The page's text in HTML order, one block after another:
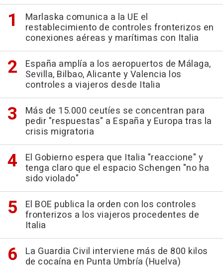
Marlaska comunica a la UE el
restablecimiento de controles fronterizos en
conexiones aéreas y marítimas con Italia
España amplía a los aeropuertos de Málaga,
Sevilla, Bilbao, Alicante y Valencia los
controles a viajeros desde Italia
Más de 15.000 ceutíes se concentran para
pedir "respuestas" a España y Europa tras la
crisis migratoria
El Gobierno espera que Italia "reaccione" y
tenga claro que el espacio Schengen "no ha
sido violado"
El BOE publica la orden con los controles
fronterizos a los viajeros procedentes de
Italia
La Guardia Civil interviene más de 800 kilos
de cocaína en Punta Umbría (Huelva)